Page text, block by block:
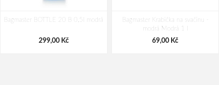
Bagmaster BOTTLE 20 B 0,5l modrá
299,00 Kč
Bagmaster Krabička na svačinu -
modrá Modrá 1 l
69,00 Kč